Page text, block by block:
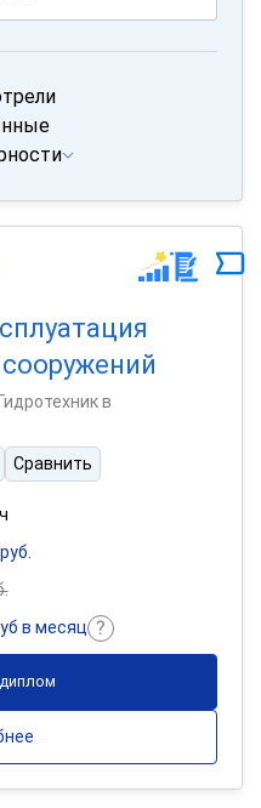
в
Сравнить
в месяц